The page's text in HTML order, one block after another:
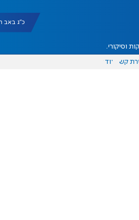
כ"ג באב תשפ"ו
וסיקורים
קשר עוד